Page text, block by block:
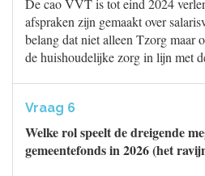
De cao VVT is tot eind 2024
afspraken zijn gemaakt over
belang dat niet alleen Tzorg maar
de huishoudelijke zorg in lijn met
Vraag 6
Welke rol speelt de dreigende
gemeentefonds in 2026 (het